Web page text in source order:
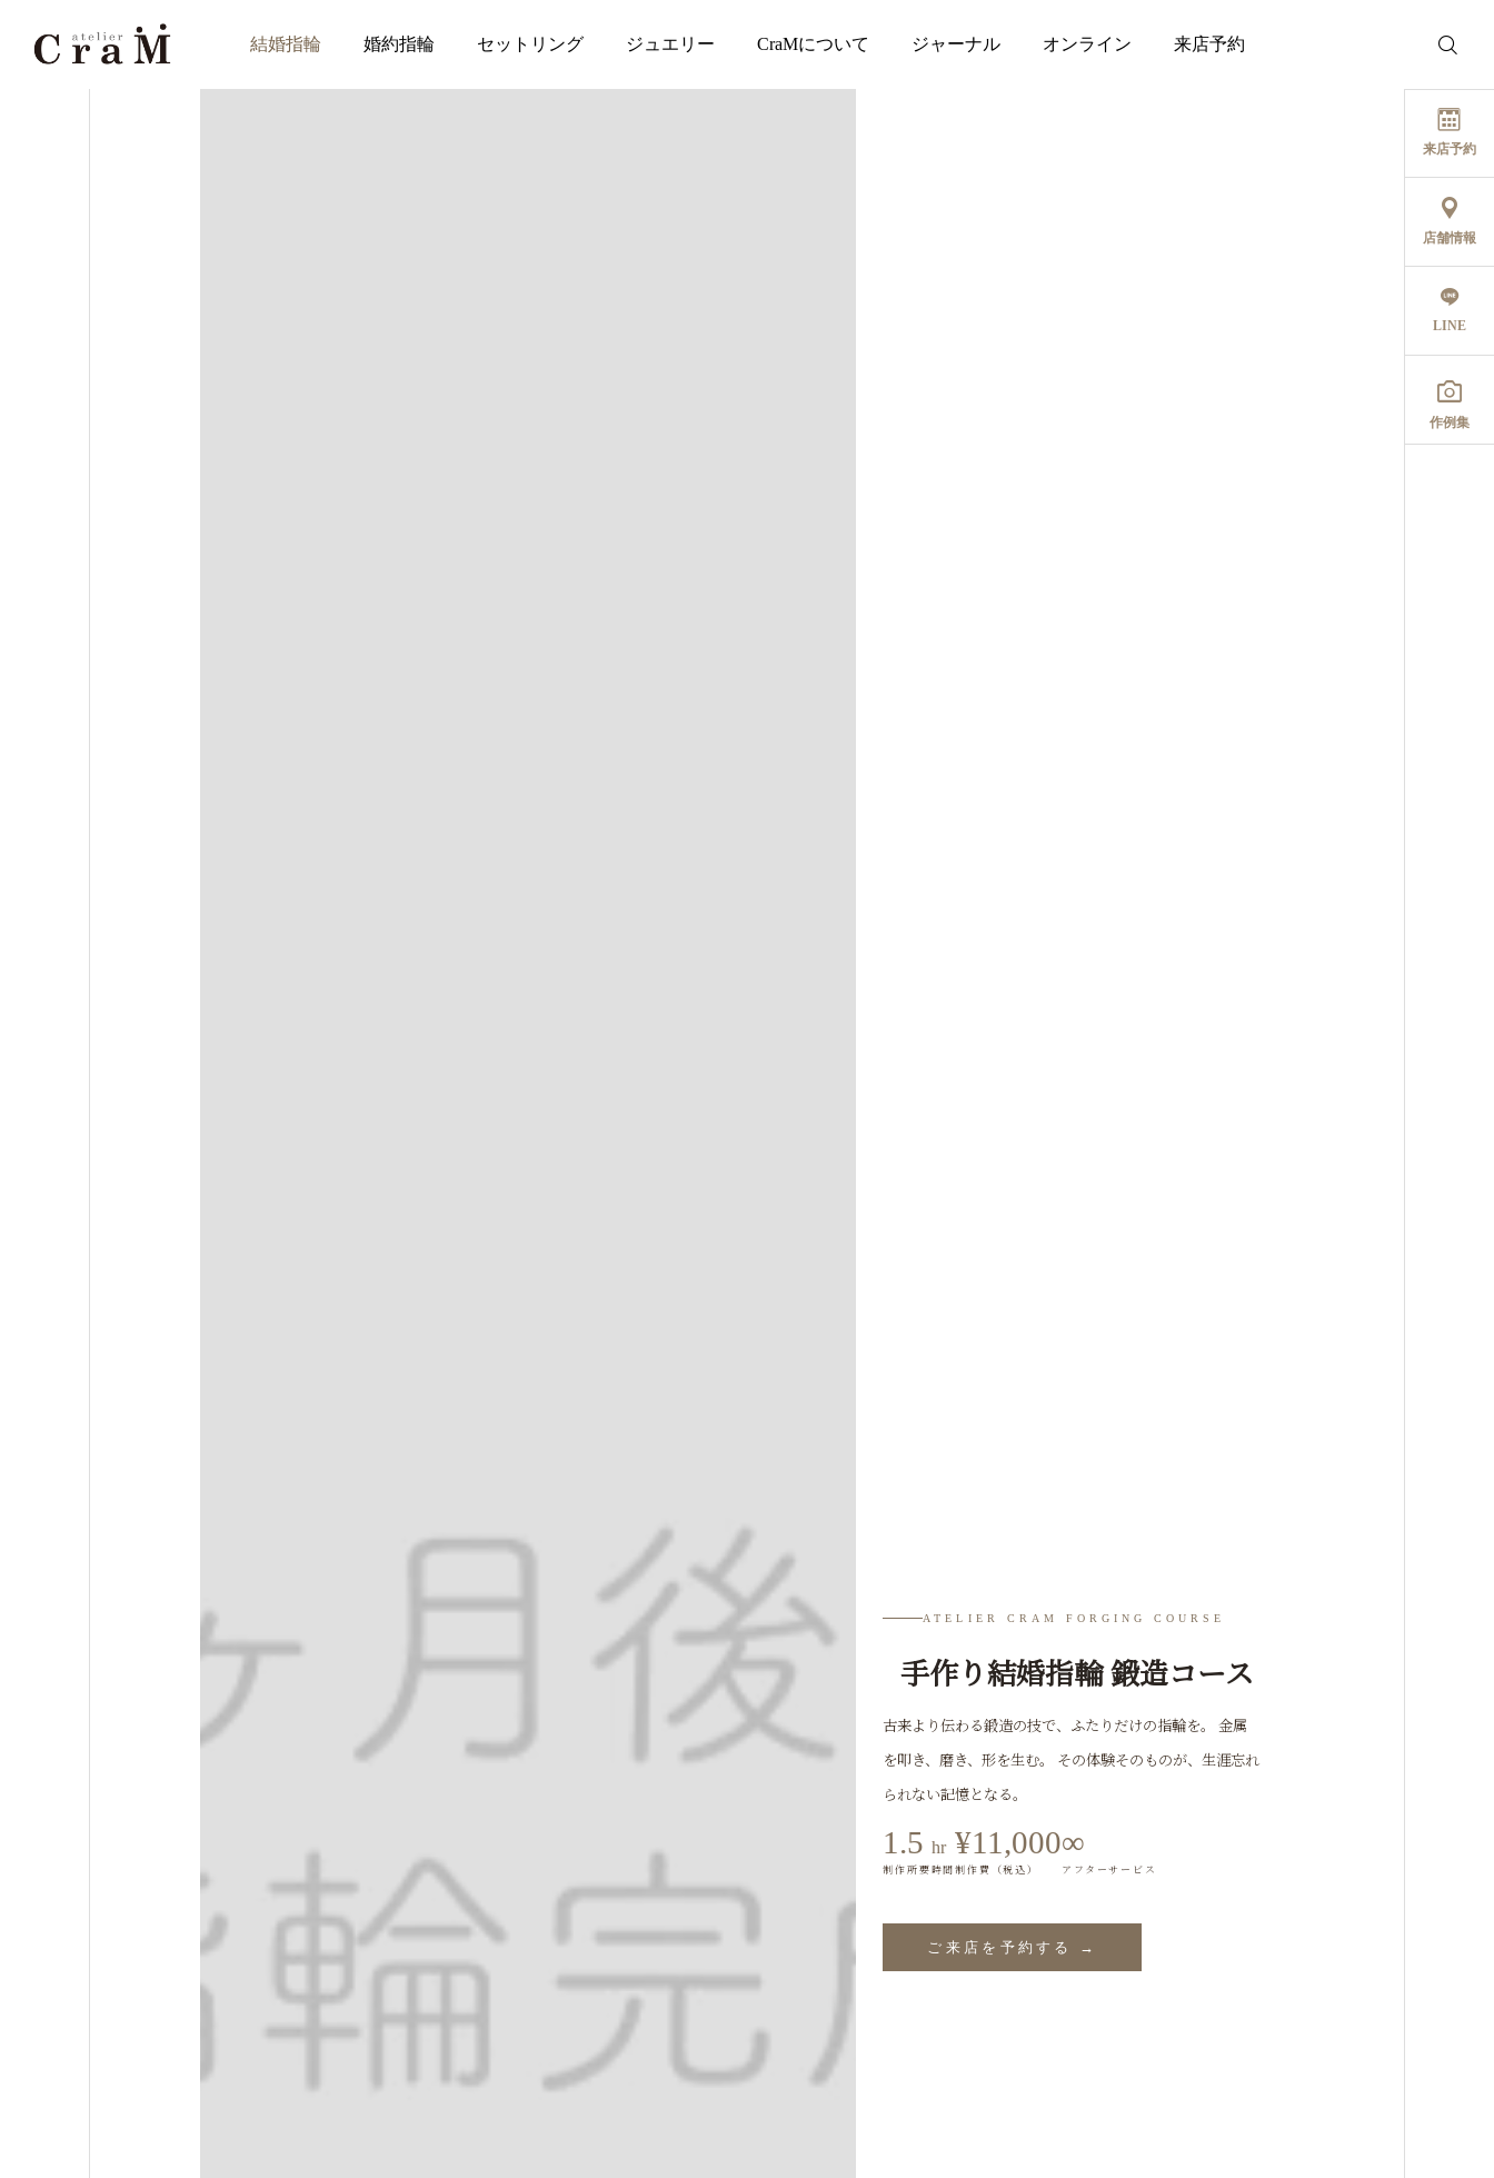
結婚指輪 婚約指輪 セットリング ジュエリー CraMについて ジャーナル オンライン 来店予約
来店予約
店舗情報
LINE

作例集
手作り結婚指輪【鍛造（彫金）コース】
ATELIER CRAM FORGING COURSE
手作り結婚指輪 鍛造コース
古来より伝わる鍛造の技で、ふたりだけの指輪を。 金属
を叩き、磨き、形を生む。 その体験そのものが、生涯忘れ
られない記憶となる。
1.5hr
制作所要時間
¥11,000
制作費（税込）
∞
アフターサービス
ご来店を予約する →